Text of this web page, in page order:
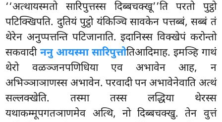
‘‘अत्थायस्मतो सारिपुत्तस्स दिब्बचक्खू’’ति परतो पुट्ठो
पटिक्खिपति. दुतियं पुट्ठो यंकिञ्चि सावकेन पत्तब्बं, सब्बं तं
थेरेन अनुप्पत्तन्ति पटिजानाति. इदानिस्स विक्खेपं करोन्तो
सकवादी ननु आयस्मा सारिपुत्तोतिआदिमाह. इमञ्हि गाथं
थेरो वळञ्जनपणिधिया एव अभावेन आह, न
अभिञ्ञाञाणस्स अभावेन. परवादी पन अभावेनेवाति अत्थं
सल्लक्खेति. तस्मा तस्स लद्धिया थेरस्स
यथाकम्मूपगतञाणमेव अत्थि, नो दिब्बचक्खु. तेन वुत्तं